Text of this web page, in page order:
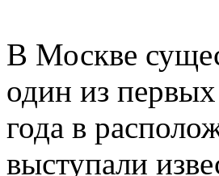
В Москве
один из
года в
выступали